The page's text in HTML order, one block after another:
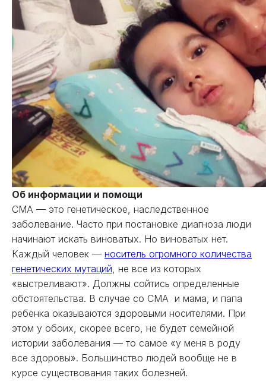
Об информации и помощи
СМА — это генетическое, наследственное
заболевание. Часто при постановке диагноза люди
начинают искать виноватых. Но виноватых нет.
Каждый человек — носитель огромного количества
генетических мутаций, не все из которых
«выстреливают». Должны сойтись определенные
обстоятельства. В случае со СМА и мама, и папа
ребенка оказываются здоровыми носителями. При
этом у обоих, скорее всего, не будет семейной
истории заболевания — то самое «у меня в роду
все здоровы». Большинство людей вообще не в
курсе существования таких болезней.